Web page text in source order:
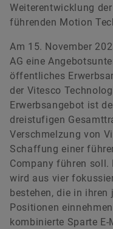
Renata Casaro
Head of Investor
Schaeffler AG
Herzogenaurach
+49 9132 82
Weiterentwicklung
führenden Motion
Am 15. November
AG eine
öffentliches
der Vitesco
Erwerbsangebot ist
dreistufigen
Verschmelzung von
Schaffung einer
Company führen soll.
wird aus vier
bestehen, die in
Positionen
kombinierte Sparte